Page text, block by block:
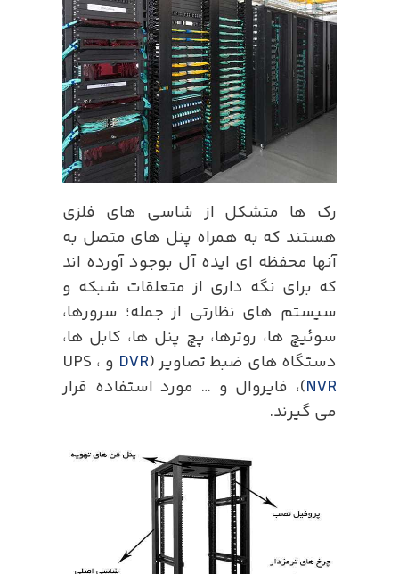
رک ها متشکل از شاسی های فلزی
هستند که به همراه پنل های متصل به
آنها محفظه ای ایده آل بوجود آورده اند
که برای نگه داری از متعلقات شبکه و
سیستم های نظارتی از جمله؛ سرورها،
سوئیچ ها، روترها، پچ پنل ها، کابل ها،
دستگاه های ضبط تصاویر (DVR
و UPS ،
(NVR ، فایروال و … مورد استفاده قرار
می گیرند.